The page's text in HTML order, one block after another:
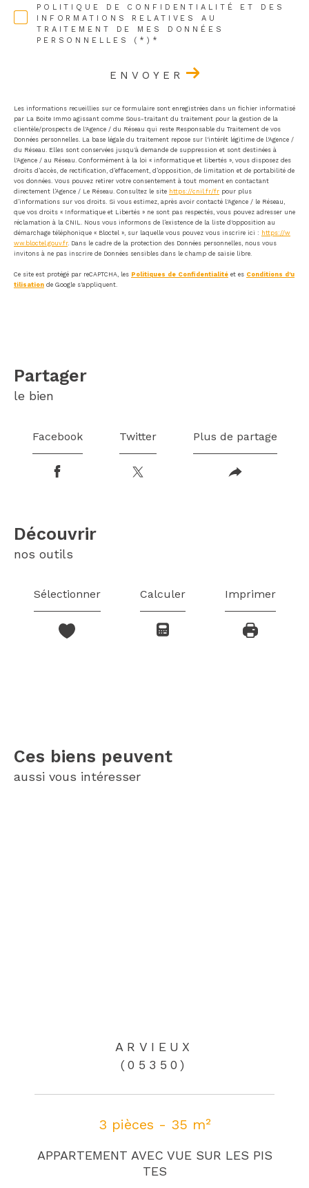
POLITIQUE DE CONFIDENTIALITÉ ET DES
INFORMATIONS RELATIVES AU
TRAITEMENT DE MES DONNÉES
PERSONNELLES (*)*
ENVOYER
Les informations recueillies sur ce formulaire sont enregistrées dans un fichier informatisé
par La Boite Immo agissant comme Sous-traitant du traitement pour la gestion de la
clientèle/prospects de l'Agence / du Réseau qui reste Responsable du Traitement de vos
Données personnelles. La base légale du traitement repose sur l'intérêt légitime de l'Agence /
du Réseau. Elles sont conservées jusqu'à demande de suppression et sont destinées à
l'Agence / au Réseau. Conformément à la loi « informatique et libertés », vous disposez des
droits d’accès, de rectification, d’effacement, d’opposition, de limitation et de portabilité de
vos données. Vous pouvez retirer votre consentement à tout moment en contactant
directement l’Agence / Le Réseau. Consultez le site https://cnil.fr/fr pour plus
d’informations sur vos droits. Si vous estimez, après avoir contacté l'Agence / le Réseau,
que vos droits « Informatique et Libertés » ne sont pas respectés, vous pouvez adresser une
réclamation à la CNIL. Nous vous informons de l’existence de la liste d'opposition au
démarchage téléphonique « Bloctel », sur laquelle vous pouvez vous inscrire ici : https://w
ww.bloctel.gouv.fr. Dans le cadre de la protection des Données personnelles, nous vous
invitons à ne pas inscrire de Données sensibles dans le champ de saisie libre.
Ce site est protégé par reCAPTCHA, les Politiques de Confidentialité et es Conditions d'u
tilisation de Google s'appliquent.
partager
le bien
Facebook Twitter Plus de partage
découvrir
nos outils
Sélectionner Calculer Imprimer
Ces biens peuvent
aussi vous intéresser
ARVIEUX
(05350)
3 pièces - 35 m²
APPARTEMENT AVEC VUE SUR LES PIS
TES